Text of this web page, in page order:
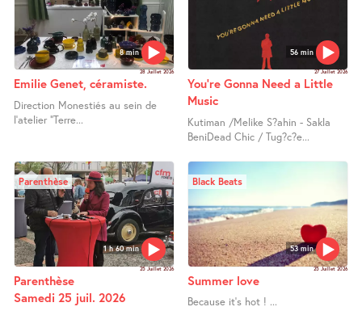
8 min
28 Juillet 2026
Emilie Genet, céramiste.
Direction Monestiés au sein de
l’atelier "Terre...
56 min
27 Juillet 2026
You’re Gonna Need a Little
Music
Kutiman /Melike S?ahin - Sakla
BeniDead Chic / Tug?c?e...
1 h 60 min
Parenthèse
25 Juillet 2026
Parenthèse
Samedi 25 juil. 2026
53 min
Black Beats
25 Juillet 2026
Summer love
Because it’s hot ! ...